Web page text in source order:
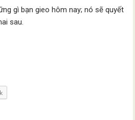
gì bạn gieo hôm nay; nó sẽ quyết
sau.